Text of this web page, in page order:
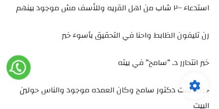
استدعاء ٢٠٠ شاب من اهل القريه وللأسف مش موجود بينهم
رن تليفون الظابط واحنا في التحقيق بأسوء خبر
خبر انتحارر د. ”سامح” في بيته
خرجنا لبيت دكتور سامح وكان العمده موجود والناس حولين
البيت